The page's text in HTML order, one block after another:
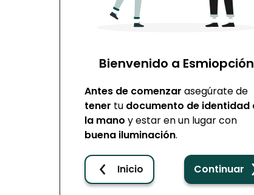
Bienvenido a Esmiopción
Antes de comenzar asegúrate de
tener tu documento de identidad
la mano y estar en un lugar con
buena iluminación.
Inicio Continuar